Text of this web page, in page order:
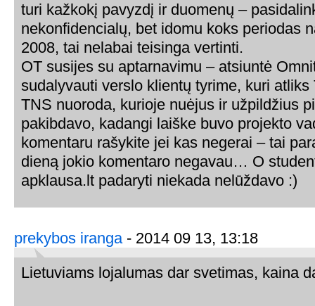
turi kažkokį pavyzdį ir duomenų –
nekonfidencialų, bet idomu koks periodas
2008, tai nelabai teisinga vertinti.
OT susijes su aptarnavimu – atsiuntė
sudalyvauti verslo klientų tyrime, kuri atliks
TNS nuoroda, kurioje nuėjus ir užpildžius
pakibdavo, kadangi laiške buvo projekto
komentaru rašykite jei kas negerai – tai
dieną jokio komentaro negavau… O
apklausa.lt padaryti niekada nelūždavo :)
prekybos iranga- 2014 09 13, 13:18
Lietuviams lojalumas dar svetimas, kaina